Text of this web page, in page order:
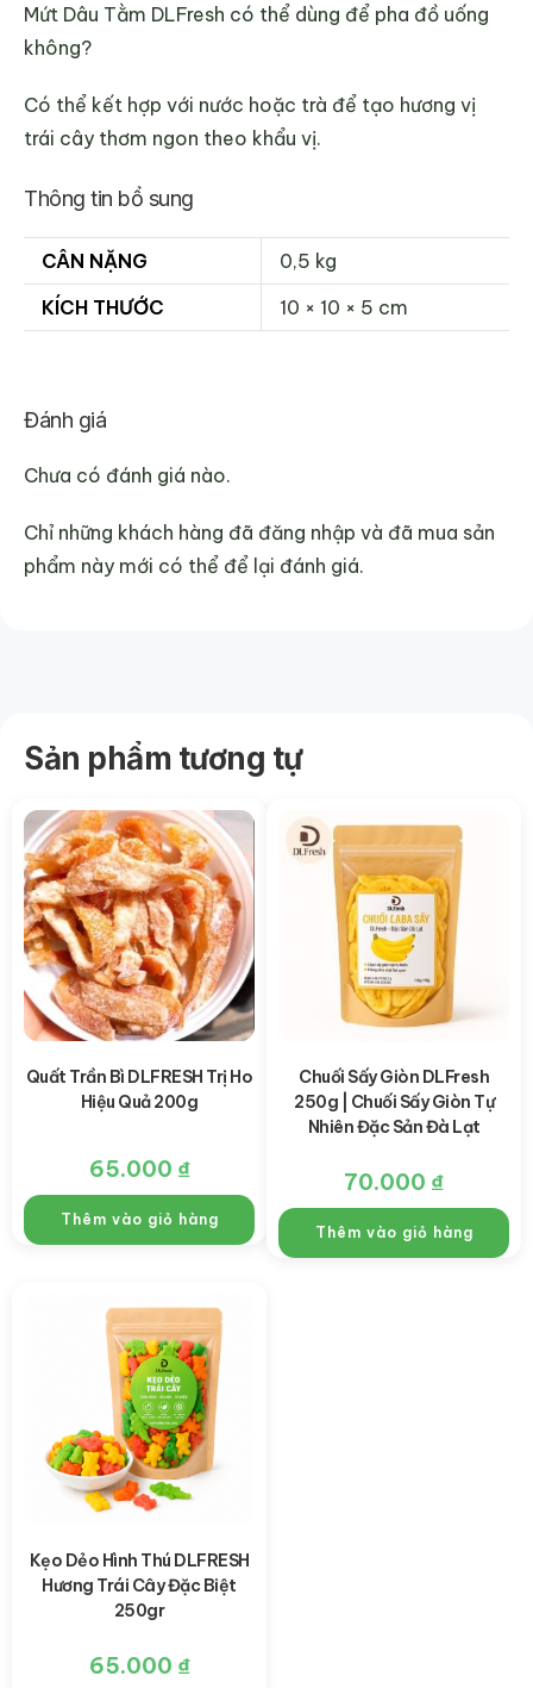
Mứt Dâu Tằm DLFresh có thể dùng để pha đồ uống
không?
Có thể kết hợp với nước hoặc trà để tạo hương vị
trái cây thơm ngon theo khẩu vị.
Thông tin bổ sung
CÂN NẶNG
0,5 kg
KÍCH THƯỚC
10 × 10 × 5 cm
Đánh giá
Chưa có đánh giá nào.
Chỉ những khách hàng đã đăng nhập và đã mua sản
phẩm này mới có thể để lại đánh giá.
Sản phẩm tương tự
Quất Trần Bì DLFRESH Trị Ho
Hiệu Quả 200g
65.000 ₫
Thêm vào giỏ hàng
Chuối Sấy Giòn DLFresh
250g | Chuối Sấy Giòn Tự
Nhiên Đặc Sản Đà Lạt
70.000 ₫
Thêm vào giỏ hàng
Kẹo Dẻo Hình Thú DLFRESH
Hương Trái Cây Đặc Biệt
250gr
65.000 ₫